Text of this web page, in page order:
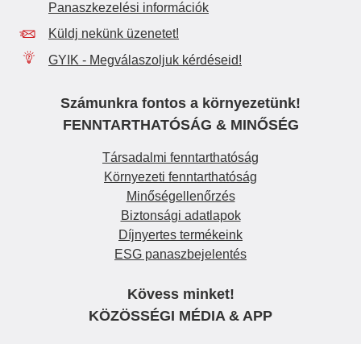
Panaszkezelési információk
Küldj nekünk üzenetet!
GYIK - Megválaszoljuk kérdéseid!
Számunkra fontos a környezetünk!
FENNTARTHATÓSÁG & MINŐSÉG
Társadalmi fenntarthatóság
Környezeti fenntarthatóság
Minőségellenőrzés
Biztonsági adatlapok
Díjnyertes termékeink
ESG panaszbejelentés
Kövess minket!
KÖZÖSSÉGI MÉDIA & APP